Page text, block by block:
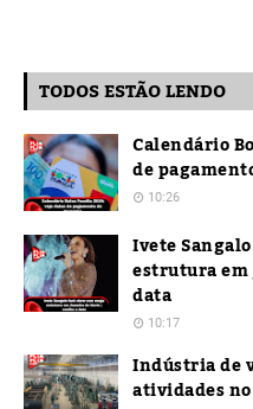
TODOS ESTÃO LENDO
Calendário
de
10:26
Ivete
estrutura em
data
10:17
Indústria de
atividades